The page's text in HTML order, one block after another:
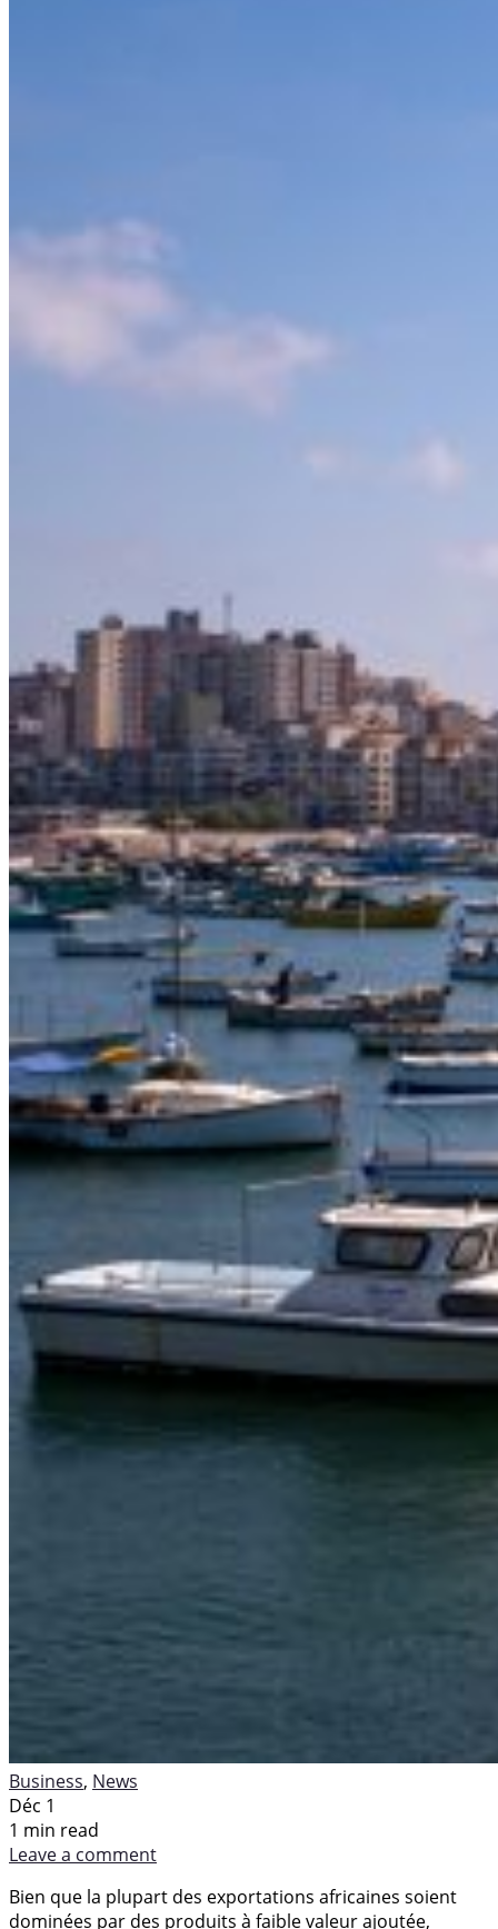
Business, News
Déc 1
1 min read
Leave a comment
Bien que la plupart des exportations africaines soient
dominées par des produits à faible valeur ajoutée,